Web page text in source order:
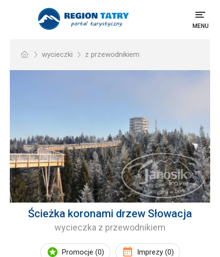
MENU
wycieczki z przewodnikiem
Ścieżka koronami drzew Słowacja
wycieczka z przewodnikiem
Promocje (0) Imprezy (0)